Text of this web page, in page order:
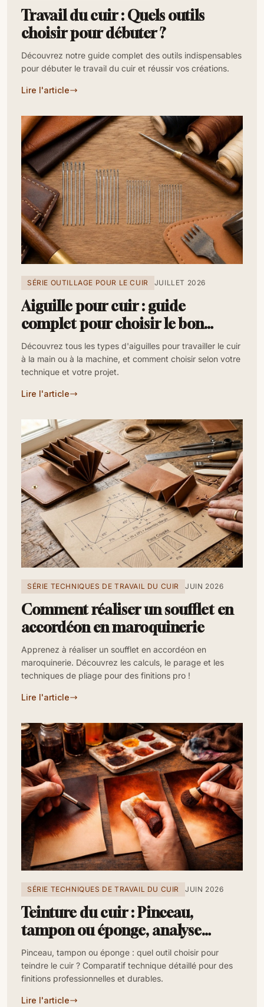
Travail du cuir : Quels outils
choisir pour débuter ?
Découvrez notre guide complet des outils indispensables
pour débuter le travail du cuir et réussir vos créations.
Lire l'article
SÉRIE OUTILLAGE POUR LE CUIR JUILLET 2026
Aiguille pour cuir : guide
complet pour choisir le bon
modèle en maroquinerie
Découvrez tous les types d'aiguilles pour travailler le cuir
à la main ou à la machine, et comment choisir selon votre
technique et votre projet.
Lire l'article
SÉRIE TECHNIQUES DE TRAVAIL DU CUIR JUIN 2026
Comment réaliser un soufflet en
accordéon en maroquinerie
Apprenez à réaliser un soufflet en accordéon en
maroquinerie. Découvrez les calculs, le parage et les
techniques de pliage pour des finitions pro !
Lire l'article
SÉRIE TECHNIQUES DE TRAVAIL DU CUIR JUIN 2026
Teinture du cuir : Pinceau,
tampon ou éponge, analyse
technique avancée
Pinceau, tampon ou éponge : quel outil choisir pour
teindre le cuir ? Comparatif technique détaillé pour des
finitions professionnelles et durables.
Lire l'article